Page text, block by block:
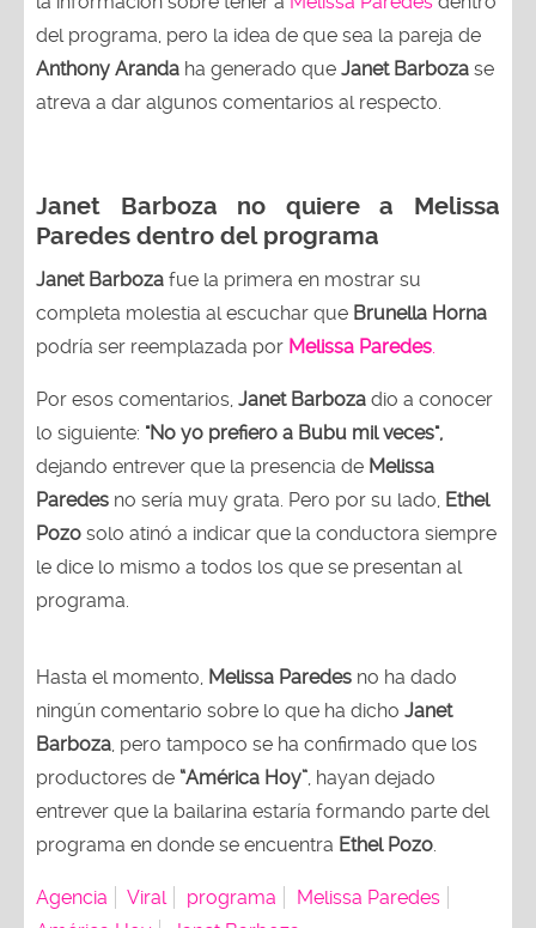
del programa, pero la idea de que sea la pareja de
Anthony Aranda ha generado que Janet Barboza se
atreva a dar algunos comentarios al respecto.
Janet Barboza no quiere a Melissa
Paredes dentro del programa
Janet Barboza fue la primera en mostrar su
completa molestia al escuchar que Brunella Horna
podría ser reemplazada por Melissa Paredes
Por esos comentarios, Janet Barboza dio a conocer
lo siguiente: "No yo prefiero a Bubu mil veces",
dejando entrever que la presencia de Melissa
Paredes no sería muy grata. Pero por su lado, Ethel
Pozo solo atinó a indicar que la conductora siempre
le dice lo mismo a todos los que se presentan al
programa.
Hasta el momento, Melissa Paredes no ha dado
ningún comentario sobre lo que ha dicho Janet
Barboza , pero tampoco se ha confirmado que los
productores de “América Hoy” , hayan dejado
entrever que la bailarina estaría formando parte del
programa en donde se encuentra Ethel Pozo
Agencia Viral programa
Melissa Paredes